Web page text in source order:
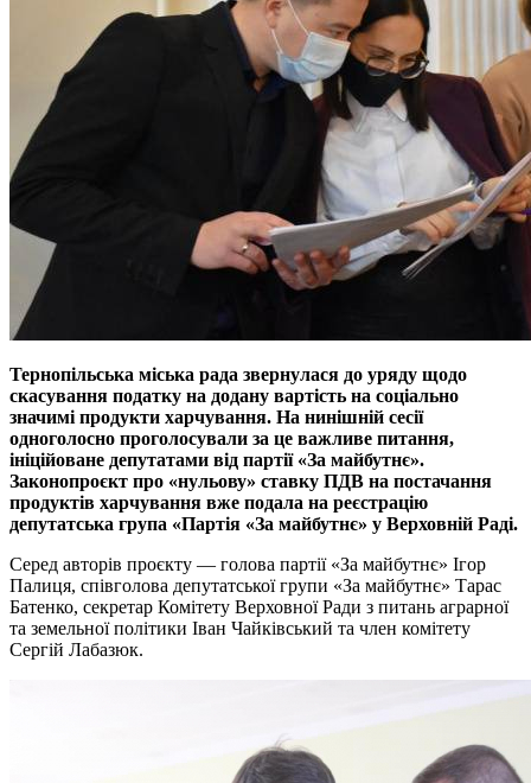
Тернопільська міська рада звернулася до уряду щодо
скасування податку на додану вартість на соціально
значимі продукти харчування. На нинішній сесії
одноголосно проголосували за це важливе питання,
ініційоване депутатами від партії «За майбутнє».
Законопроєкт про «нульову» ставку ПДВ на постачання
продуктів харчування вже подала на реєстрацію
депутатська група «Партія «За майбутнє» у Верховній Раді.
Серед авторів проєкту — голова партії «За майбутнє» Ігор
Палиця, співголова депутатської групи «За майбутнє» Тарас
Батенко, секретар Комітету Верховної Ради з питань аграрної
та земельної політики Іван Чайківський та член комітету
Сергій Лабазюк.